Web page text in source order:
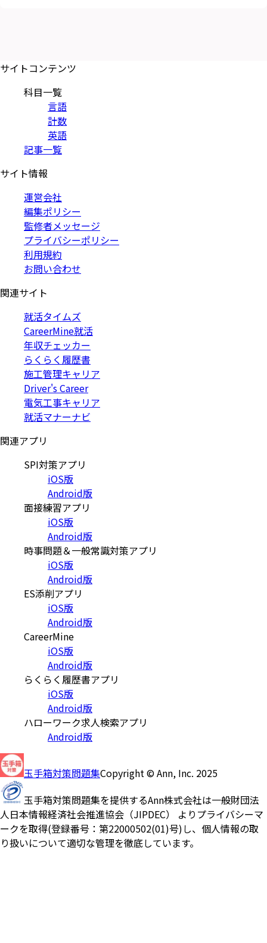
サイトコンテンツ
科目一覧
言語
計数
英語
記事一覧
サイト情報
運営会社
編集ポリシー
監修者メッセージ
プライバシーポリシー
利用規約
お問い合わせ
関連サイト
就活タイムズ
CareerMine就活
年収チェッカー
らくらく履歴書
施工管理キャリア
Driver's Career
電気工事キャリア
就活マナーナビ
関連アプリ
SPI対策アプリ
iOS版
Android版
面接練習アプリ
iOS版
Android版
時事問題＆一般常識対策アプリ
iOS版
Android版
ES添削アプリ
iOS版
Android版
CareerMine
iOS版
Android版
らくらく履歴書アプリ
iOS版
Android版
ハローワーク求人検索アプリ
Android版
玉手箱対策問題集Copyright © Ann, Inc. 2025
玉手箱対策問題集を提供するAnn株式会社は一般財団法
人日本情報経済社会推進協会（JIPDEC） よりプライバシーマ
ークを取得(登録番号：第22000502(01)号)し、個人情報の取
り扱いについて適切な管理を徹底しています。